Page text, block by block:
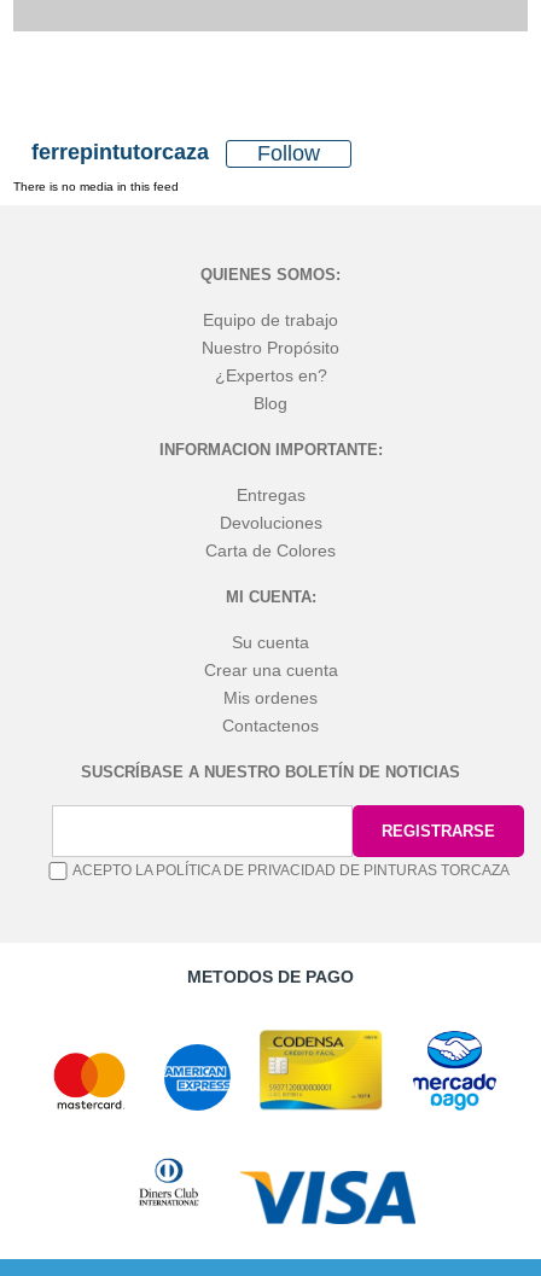
ferrepintutorcaza Follow
There is no media in this feed
QUIENES SOMOS:
Equipo de trabajo
Nuestro Propósito
¿Expertos en?
Blog
INFORMACION IMPORTANTE:
Entregas
Devoluciones
Carta de Colores
MI CUENTA:
Su cuenta
Crear una cuenta
Mis ordenes
Contactenos
SUSCRÍBASE A NUESTRO BOLETÍN DE NOTICIAS
ACEPTO LA POLÍTICA DE PRIVACIDAD DE PINTURAS TORCAZA
METODOS DE PAGO